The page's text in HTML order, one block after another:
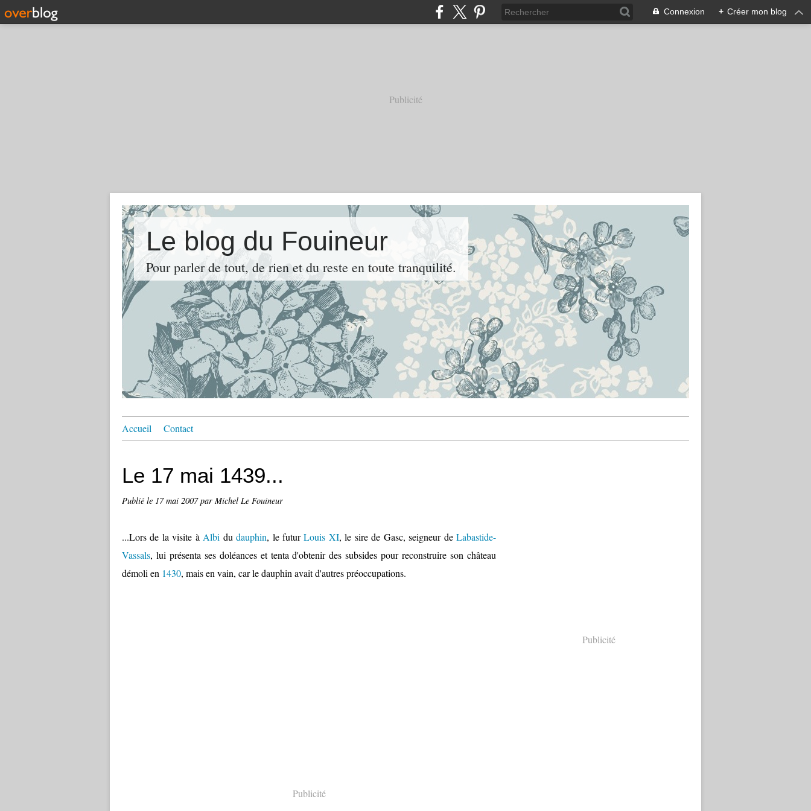
Connexion + Créer mon blog
Publicité
Le blog du Fouineur
Pour parler de tout, de rien et du reste en toute tranquilité.
Accueil Contact
Le 17 mai 1439...
Publié le 17 mai 2007par Michel Le Fouineur
...Lors de la visite à Albi dudauphin, le futurLouis XI, le sire de Gasc, seigneur deLabastide-
Vassals, lui présenta ses doléances et tenta d'obtenir des subsides pour reconstruire son château
démoli en 1430, mais en vain, car le dauphin avait d'autres préoccupations.
Publicité
Publicité